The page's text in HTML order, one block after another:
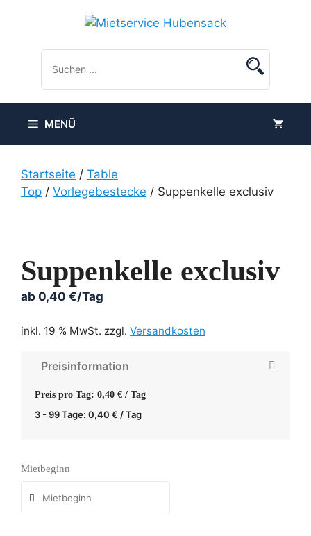
MENÜ
Startseite / Table
Top / Vorlegebestecke / Suppenkelle exclusiv
Suppenkelle exclusiv
ab 0,40 €/Tag
inkl. 19 % MwSt. zzgl. Versandkosten
Preisinformation
Preis pro Tag: 0,40 € / Tag
3 - 99 Tage: 0,40 € / Tag
Mietbeginn